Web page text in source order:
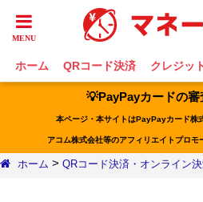
ホーム QRコード決済 クレジッ
💡PayPayカードの
本ページ・本サイトはPayPayカード株
アコム株式会社等のアフィリエイトプロモ
ホーム > QRコード決済・オンライン